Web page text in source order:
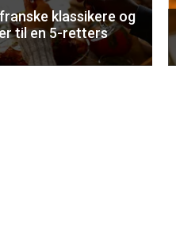
klassikere og
til en 5-retters